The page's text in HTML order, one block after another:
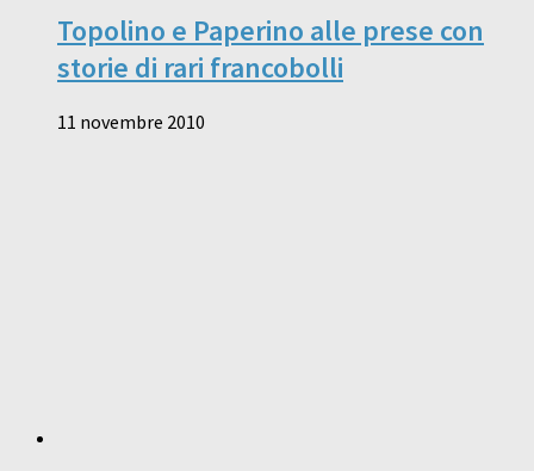
Topolino e Paperino alle prese con
storie di rari francobolli
11 novembre 2010